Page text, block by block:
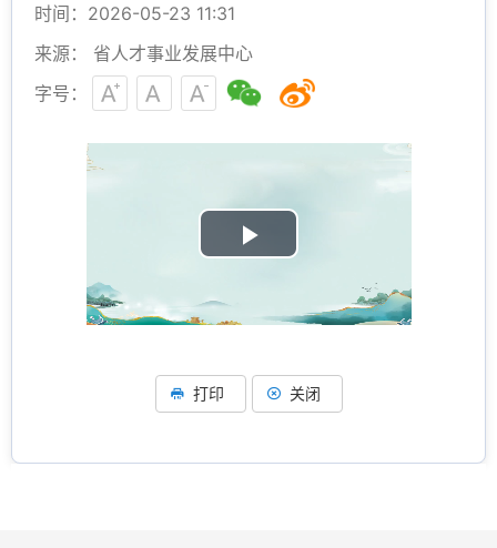
时间：2026-05-23 11:31
来源： 省人才事业发展中心
字号：
P
y
V
打印 关闭